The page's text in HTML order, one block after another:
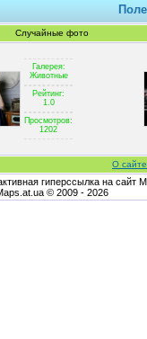
Случайные фото
Галерея:
Животные
Рейтинг:
1.0
Просмотров:
1202
О
гиперссылка на сайт
© 2009 - 2026